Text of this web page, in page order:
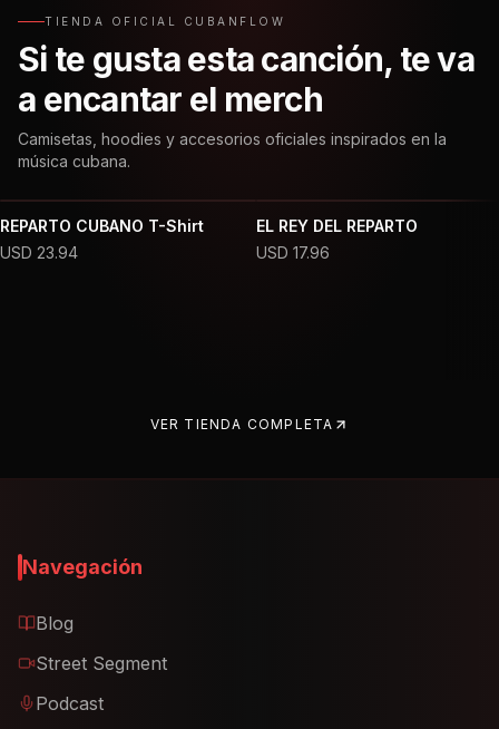
TIENDA OFICIAL CUBANFLOW
Si te gusta esta canción, te va
a encantar el merch
Camisetas, hoodies y accesorios oficiales inspirados en la
música cubana.
REPARTO CUBANO T-Shirt
USD 23.94
EL REY DEL REPARTO
USD 17.96
VER TIENDA COMPLETA
Navegación
Blog
Street Segment
Podcast